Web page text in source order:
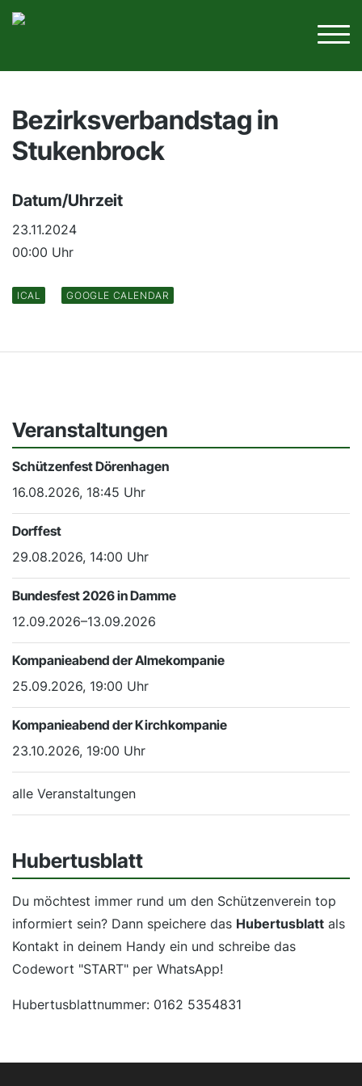
Bezirksverbandstag in
Stukenbrock
Datum/Uhrzeit
23.11.2024
00:00 Uhr
ICAL GOOGLE CALENDAR
Veranstaltungen
Schützenfest Dörenhagen
16.08.2026, 18:45 Uhr
Dorffest
29.08.2026, 14:00 Uhr
Bundesfest 2026 in Damme
12.09.2026–13.09.2026
Kompanieabend der Almekompanie
25.09.2026, 19:00 Uhr
Kompanieabend der Kirchkompanie
23.10.2026, 19:00 Uhr
alle Veranstaltungen
Hubertusblatt
Du möchtest immer rund um den Schützenverein top
informiert sein? Dann speichere das Hubertusblatt als
Kontakt in deinem Handy ein und schreibe das
Codewort "START" per WhatsApp!
Hubertusblattnummer: 0162 5354831